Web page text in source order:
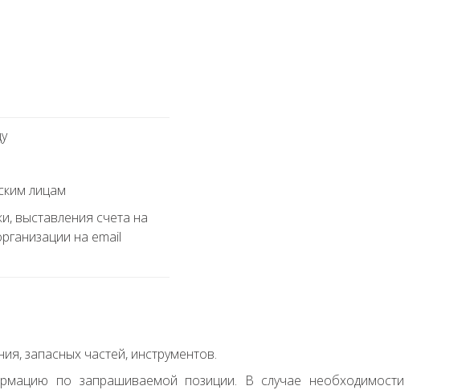
лицам
выставления счета на
на email
запасных частей, инструментов.
по запрашиваемой позиции. В случае необходимости